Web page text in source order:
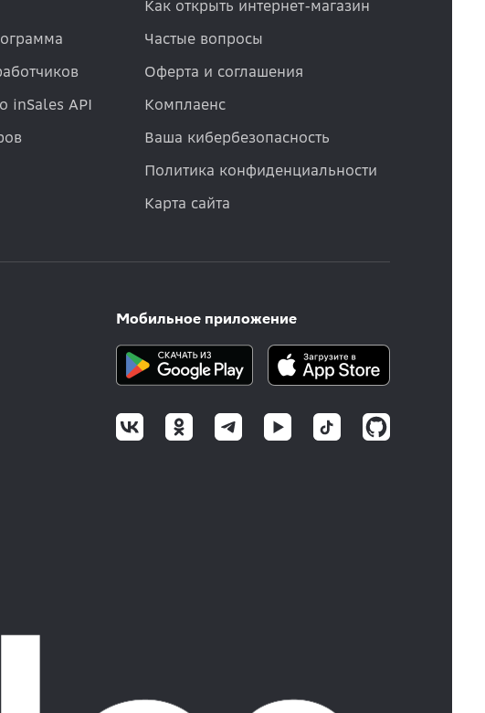
inSales API
Как открыть интернет-магазин
Частые вопросы
Оферта и соглашения
Комплаенс
Ваша кибербезопасность
Политика конфиденциальности
Карта сайта
Мобильное приложение